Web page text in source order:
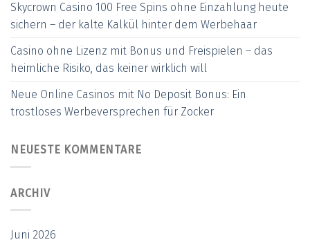
Skycrown Casino 100 Free Spins ohne Einzahlung heute
sichern – der kalte Kalkül hinter dem Werbehaar
Casino ohne Lizenz mit Bonus und Freispielen – das
heimliche Risiko, das keiner wirklich will
Neue Online Casinos mit No Deposit Bonus: Ein
trostloses Werbeversprechen für Zocker
NEUESTE KOMMENTARE
ARCHIV
Juni 2026